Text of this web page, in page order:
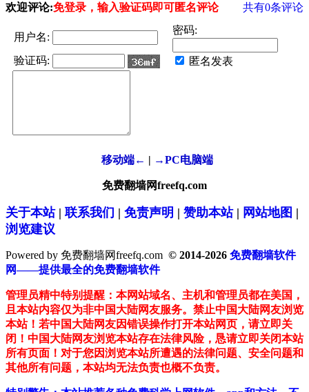
欢迎评论:免登录，输入验证码即可匿名评论 共有0条评论
用户名:
密码:
验证码: 匿名发表
移动端← | →PC电脑端
免费翻墙网freefq.com
关于本站| 联系我们 | 免责声明 | 赞助本站| 网站地图 |
浏览建议
Powered by 免费翻墙网freefq.com © 2014-2026 免费翻墙软件
网——提供最全的免费翻墙软件
管理员精中特别提醒：本网站域名、主机和管理员都在美国，
且本站内容仅为非中国大陆网友服务。禁止中国大陆网友浏览
本站！若中国大陆网友因错误操作打开本站网页，请立即关
闭！中国大陆网友浏览本站存在法律风险，恳请立即关闭本站
所有页面！对于您因浏览本站所遭遇的法律问题、安全问题和
其他所有问题，本站均无法负责也概不负责。